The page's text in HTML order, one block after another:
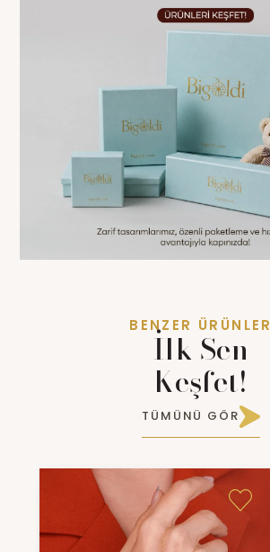
BENZER ÜRÜNLER
İlk Sen
Keşfet!
TÜMÜNÜ GÖR